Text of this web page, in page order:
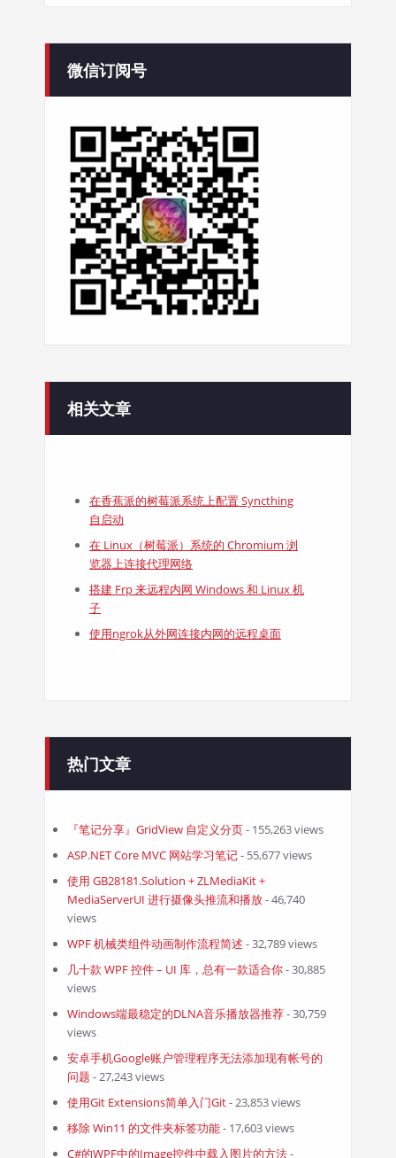
微信订阅号
相关文章
在香蕉派的树莓派系统上配置 Syncthing
自启动
在 Linux（树莓派）系统的 Chromium 浏
览器上连接代理网络
搭建 Frp 来远程内网 Windows 和 Linux 机
子
使用ngrok从外网连接内网的远程桌面
热门文章
『笔记分享』GridView 自定义分页- 155,263 views
ASP.NET Core MVC 网站学习笔记- 55,677 views
使用 GB28181.Solution + ZLMediaKit +
MediaServerUI 进行摄像头推流和播放- 46,740
views
WPF 机械类组件动画制作流程简述 - 32,789 views
几十款 WPF 控件 – UI 库，总有一款适合你- 30,885
views
Windows端最稳定的DLNA音乐播放器推荐- 30,759
views
安卓手机Google账户管理程序无法添加现有帐号的
问题 - 27,243 views
使用Git Extensions简单入门Git- 23,853 views
移除 Win11 的文件夹标签功能- 17,603 views
C#的WPF中的Image控件中载入图片的方法-